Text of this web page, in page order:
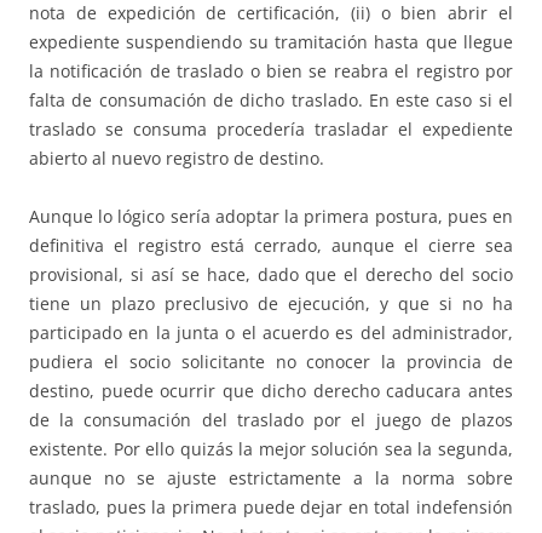
nota de expedición de certificación, (ii) o bien abrir el
expediente suspendiendo su tramitación hasta que llegue
la notificación de traslado o bien se reabra el registro por
falta de consumación de dicho traslado. En este caso si el
traslado se consuma procedería trasladar el expediente
abierto al nuevo registro de destino.
Aunque lo lógico sería adoptar la primera postura, pues en
definitiva el registro está cerrado, aunque el cierre sea
provisional, si así se hace, dado que el derecho del socio
tiene un plazo preclusivo de ejecución, y que si no ha
participado en la junta o el acuerdo es del administrador,
pudiera el socio solicitante no conocer la provincia de
destino, puede ocurrir que dicho derecho caducara antes
de la consumación del traslado por el juego de plazos
existente. Por ello quizás la mejor solución sea la segunda,
aunque no se ajuste estrictamente a la norma sobre
traslado, pues la primera puede dejar en total indefensión